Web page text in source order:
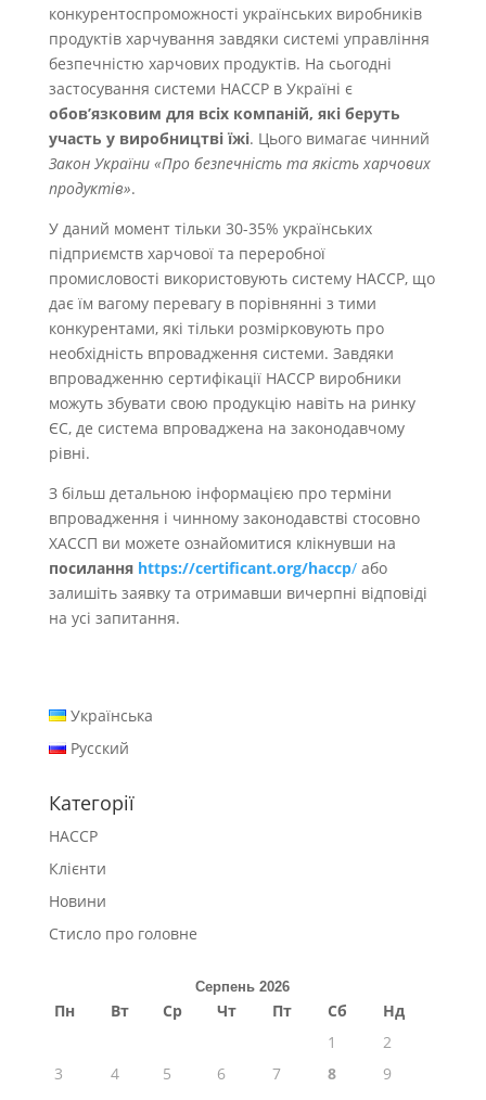
конкурентоспроможності українських виробників
продуктів харчування завдяки системі управління
безпечністю харчових продуктів. На сьогодні
застосування системи НАССР в Україні є
обов’язковим для всіх компаній, які беруть
участь у виробництві їжі. Цього вимагає чинний
Закон України «Про безпечність та якість харчових
продуктів».
У даний момент тільки 30-35% українських
підприємств харчової та переробної
промисловості використовують систему НАССР, що
дає їм вагому перевагу в порівнянні з тими
конкурентами, які тільки розмірковують про
необхідність впровадження системи. Завдяки
впровадженню сертифікації НАССР виробники
можуть збувати свою продукцію навіть на ринку
ЄС, де система впроваджена на законодавчому
рівні.
З більш детальною інформацією про терміни
впровадження і чинному законодавстві стосовно
ХАССП ви можете ознайомитися клікнувши на
посилання https://certificant.org/haccp/або
залишіть заявку та отримавши вичерпні відповіді
на усі запитання.
Українська
Русский
Категорії
HACCP
Клієнти
Новини
Стисло про головне
Серпень 2026
Пн Вт Ср Чт Пт Сб
Нд
1
2
3
4 5 6 7 8
9